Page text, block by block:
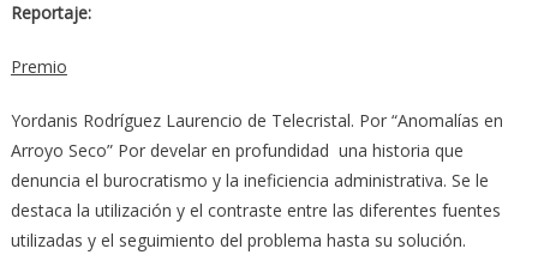
Reportaje:
Premio
Yordanis Rodríguez Laurencio de Telecristal. Por “Anomalías en
Arroyo Seco” Por develar en profundidad una historia que
denuncia el burocratismo y la ineficiencia administrativa. Se le
destaca la utilización y el contraste entre las diferentes fuentes
utilizadas y el seguimiento del problema hasta su solución.